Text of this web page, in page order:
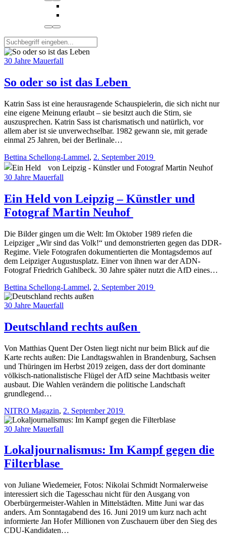
30 Jahre Mauerfall
So oder so ist das Leben
Katrin Sass ist eine herausragende Schauspielerin, die sich nicht nur
eine eigene Meinung erlaubt – sie besitzt auch die Stirn, sie
auszusprechen. Katrin Sass ist charismatisch und natürlich, vor
allem aber ist sie unverwechselbar. 1982 gewann sie, mit gerade
einmal 25 Jahren, bei der Berlinale…
Bettina Schellong-Lammel, 2. September 2019
30 Jahre Mauerfall
Ein Held von Leipzig – Künstler und
Fotograf Martin Neuhof
Die Bilder gingen um die Welt: Im Oktober 1989 riefen die
Leipziger „Wir sind das Volk!“ und demonstrierten gegen das DDR-
Regime. Viele Fotografen dokumentierten die Montagsdemos auf
dem Leipziger Augustusplatz. ­Einer von ihnen war der ADN-
Fotograf Friedrich Gahlbeck. 30 Jahre später nutzt die AfD eines…
Bettina Schellong-Lammel, 2. September 2019
30 Jahre Mauerfall
Deutschland rechts außen
Von Matthias Quent Der Osten liegt nicht nur beim Blick auf die
Karte rechts außen: Die Landtags­wahlen in Brandenburg, Sachsen
und Thüringen im Herbst 2019 zeigen, dass der dort dominante
völkisch-nationalistische Flügel der AfD seine Machtbasis ­weiter
ausbaut. Die Wahlen verändern die politische Landschaft
grundlegend…
NITRO Magazin, 2. September 2019
30 Jahre Mauerfall
Lokaljournalismus: Im Kampf gegen die
Filterblase
von Juliane Wiedemeier, Fotos: Nikolai Schmidt Normalerweise
interessiert sich die Tagesschau nicht für den Ausgang von
Oberbürgermeister-Wahlen in Mittelstädten. Mitte Juni war das
anders. Am Sonntagabend des 16. Juni 2019 um kurz nach acht
informierte Jan Hofer Millionen von Zuschauern über den Sieg des
CDU-Kandidaten…